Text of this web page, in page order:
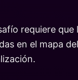
requiere
en el mapa